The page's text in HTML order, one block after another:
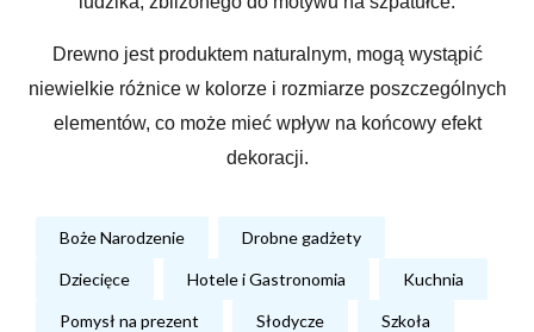
Drewno jest produktem naturalnym, mogą wystąpić
niewielkie różnice w kolorze i rozmiarze poszczególnych
elementów, co może mieć wpływ na końcowy efekt
dekoracji.
Boże Narodzenie Drobne gadżety
Dziecięce Hotele i Gastronomia Kuchnia
Pomysł na prezent Słodycze Szkoła